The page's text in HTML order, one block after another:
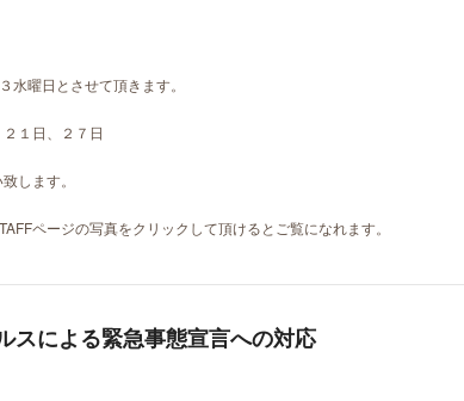
水曜日とさせて頂きます。
１日、２７日
します。
ページの写真をクリックして頂けるとご覧になれます。
スによる緊急事態宣言への対応